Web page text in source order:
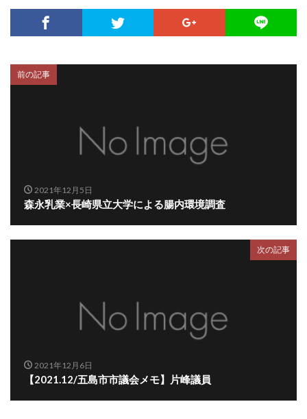
前の記事
2021年12月5日
森永乳業×長崎県立大学による腸内環境調査
次の記事
2021年12月6日
【2021.12/五島市市議会メモ】片峰議員